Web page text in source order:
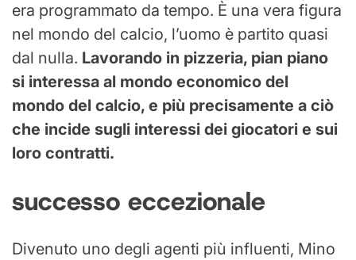
era programmato da tempo. È una vera figura
nel mondo del calcio, l’uomo è partito quasi
dal nulla. Lavorando in pizzeria, pian piano
si interessa al mondo economico del
mondo del calcio, e più precisamente a ciò
che incide sugli interessi dei giocatori e sui
loro contratti.
successo eccezionale
Divenuto uno degli agenti più influenti, Mino